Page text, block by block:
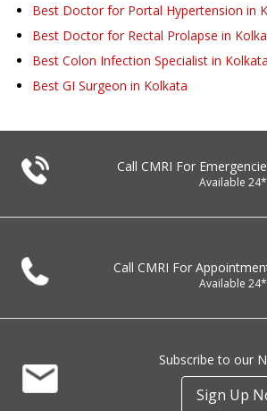
Best Doctor for Portal Hypertension in
Best Doctor for Rectal Prolapse in
Best Colon Infection Specialist in Kolkata
Best GI Surgeon in Kolkata
Call CMRI For
Available
Call CMRI For
Available
Subscribe to our
Sign Up